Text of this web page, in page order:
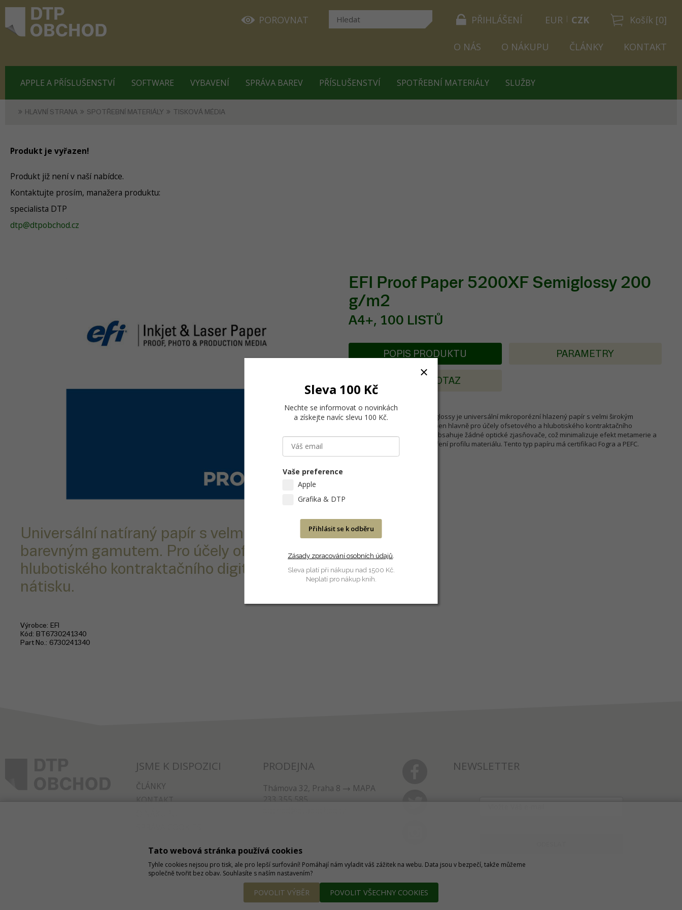
PŘIHLÁŠENÍ Košík [0]
POROVNAT EUR CZK
O NÁS O NÁKUPU ČLÁNKY KONTAKT
APPLE A PŘÍSLUŠENSTVÍ SOFTWARE VYBAVENÍ SPRÁVA BAREV PŘÍSLUŠENSTVÍ SPOTŘEBNÍ MATERIÁLY SLUŽBY
HLAVNÍ STRANA SPOTŘEBNÍ MATERIÁLY TISKOVÁ MÉDIA
Produkt je vyřazen!
Produkt již není v naší nabídce.
Kontaktujte prosím, manažera produktu:
specialista DTP
dtp@dtpobchod.cz
EFI Proof Paper 5200XF Semiglossy 200
g/m2
A4+, 100 LISTŮ
Universální natíraný papír s velmi širokým
barevným gamutem. Pro účely ofsetového a
hlubotiského kontraktačního digitálního
nátisku.
Výrobce
EFI
Kód
BT6730241340
Part No.
6730241340
POPIS PRODUKTU PARAMETRY
POSLAT DOTAZ
EFI Proof Paper 5200XF Semiglossy je universální mikroporézní hlazený papír s velmi širokým
barevným gamutem. Je vyroben hlavně pro účely ofsetového a hlubotiského kontraktačního
digitálního nátisku. Papír neobsahuje žádné optické zjasňovače, což minimalizuje efekt metamerie a
znižuje množství chyb při měření profilu materiálu. Tento typ papíru má certifikaci Fogra a PEFC.
JSME K DISPOZICI
ČLÁNKY
KONTAKT
PRODEJNA
Thámova 32, Praha 8
MAPA
233 355 585
NEWSLETTER
Tato webová stránka používá cookies
Tyhle cookies nejsou pro tisk, ale pro lepší surfování! Pomáhají nám vyladit váš zážitek na webu. Data jsou v bezpečí, takže můžeme
společně tvořit bez obav. Souhlasíte s naším nastavením?
POVOLIT VÝBĚR POVOLIT VŠECHNY COOKIES
Sleva 100 Kč
Nechte se informovat o novinkách
a získejte navíc slevu 100 Kč.
Vaše preference
Apple
Grafika & DTP
Přihlásit se k odběru
Zásady zpracování osobních údajů.
Sleva platí při nákupu nad 1500 Kč.
Neplatí pro nákup knih.